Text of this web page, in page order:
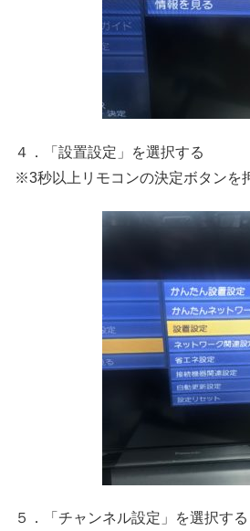
４．「設置設定」を選択する
※3秒以上リモコンの決定ボタンを
５．「チャンネル設定」を選択する